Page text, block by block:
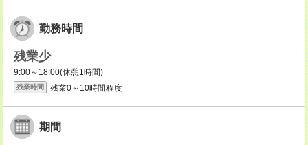
勤務時間
残業少
9:00～18:00(休憩1時間)
残業時間 残業0～10時間程度
期間